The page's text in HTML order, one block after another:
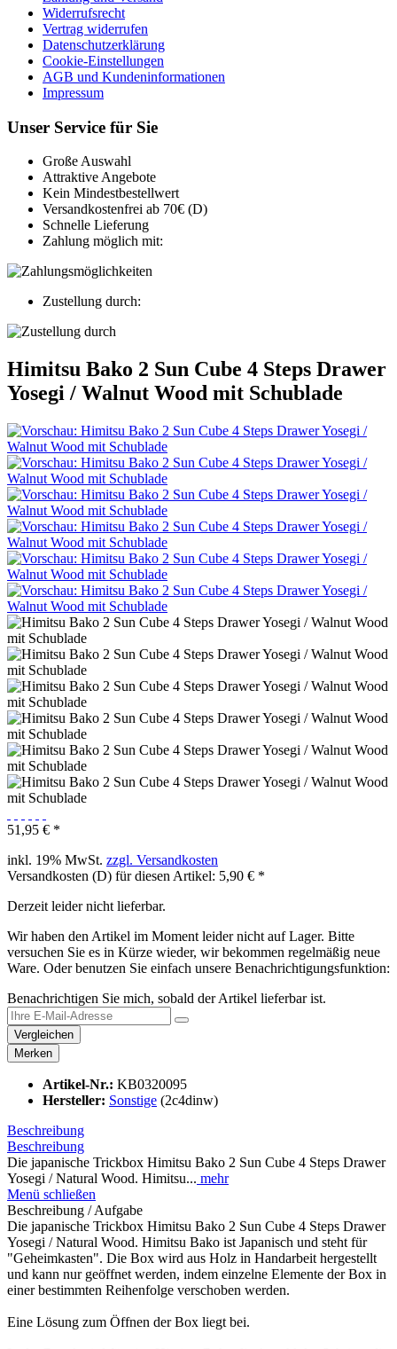
Widerrufsrecht
Vertrag widerrufen
Datenschutzerklärung
Cookie-Einstellungen
AGB und Kundeninformationen
Impressum
Unser Service für Sie
Große Auswahl
Attraktive Angebote
Kein Mindestbestellwert
Versandkostenfrei ab 70€ (D)
Schnelle Lieferung
Zahlung möglich mit:
Zustellung durch:
Himitsu Bako 2 Sun Cube 4 Steps Drawer
Yosegi / Walnut Wood mit Schublade
51,95 € *
inkl. 19% MwSt. zzgl. Versandkosten
Versandkosten (D) für diesen Artikel: 5,90 € *
Derzeit leider nicht lieferbar.
Wir haben den Artikel im Moment leider nicht auf Lager. Bitte
versuchen Sie es in Kürze wieder, wir bekommen regelmäßig neue
Ware. Oder benutzen Sie einfach unsere Benachrichtigungsfunktion:
Benachrichtigen Sie mich, sobald der Artikel lieferbar ist.
Vergleichen
Merken
Artikel-Nr.: KB0320095
Hersteller: Sonstige (2c4dinw)
Beschreibung
Beschreibung
Die japanische Trickbox Himitsu Bako 2 Sun Cube 4 Steps Drawer
Yosegi / Natural Wood. Himitsu... mehr
Menü schließen
Beschreibung / Aufgabe
Die japanische Trickbox Himitsu Bako 2 Sun Cube 4 Steps Drawer
Yosegi / Natural Wood. Himitsu Bako ist Japanisch und steht für
"Geheimkasten". Die Box wird aus Holz in Handarbeit hergestellt
und kann nur geöffnet werden, indem einzelne Elemente der Box in
einer bestimmten Reihenfolge verschoben werden.
Eine Lösung zum Öffnen der Box liegt bei.